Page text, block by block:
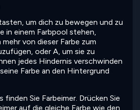
um dich zu bewegen und zu
in einem Farbpool stehen,
mehr von dieser Farbe zum
oder A, um sie zu
jedes Hindernis verschwinden
Farbe an den Hintergrund
finden Sie Farbeimer. Drücken Sie
auf die gleiche Farbe wie den